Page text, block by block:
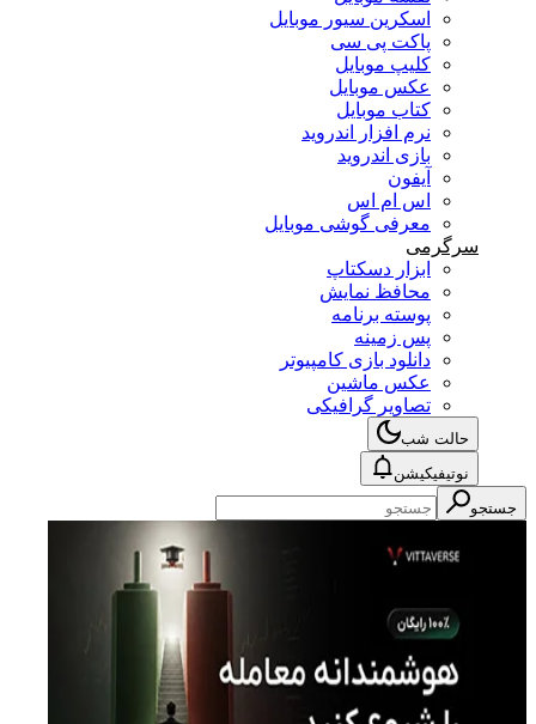
اسکرین سیور موبایل
پاکت پی سی
کلیپ موبایل
عکس موبایل
کتاب موبایل
نرم افزار اندروید
بازی اندروید
آیفون
اس ام اس
معرفی گوشی موبایل
سرگرمی
ابزار دسکتاپ
محافظ نمایش
پوسته برنامه
پس زمینه
دانلود بازی کامپیوتر
عکس ماشین
تصاویر گرافیکی
حالت شب
نوتیفیکیشن
جستجو